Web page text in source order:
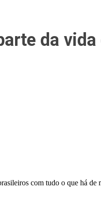
da
com tudo o que há